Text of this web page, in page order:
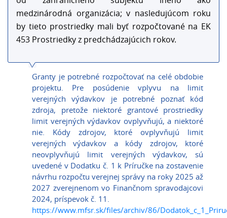
medzinárodná organizácia; v nasledujúcom roku
by tieto prostriedky mali byť rozpočtované na EK
453 Prostriedky z predchádzajúcich rokov.
Granty je potrebné rozpočtovať na celé obdobie
projektu. Pre posúdenie vplyvu na limit
verejných výdavkov je potrebné poznať kód
zdroja, pretože niektoré grantové prostriedky
limit verejných výdavkov ovplyvňujú, a niektoré
nie. Kódy zdrojov, ktoré ovplyvňujú limit
verejných výdavkov a kódy zdrojov, ktoré
neovplyvňujú limit verejných výdavkov, sú
uvedené v Dodatku č. 1 k Príručke na zostavenie
návrhu rozpočtu verejnej správy na roky 2025 až
2027 zverejnenom vo Finančnom spravodajcovi
2024, príspevok č. 11.
https://www.mfsr.sk/files/archiv/86/